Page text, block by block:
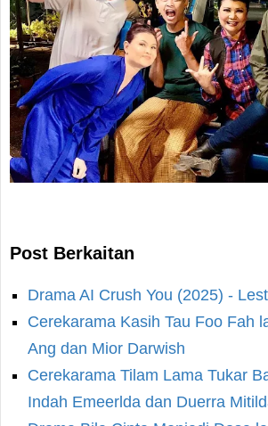
Post Berkaitan
Drama AI Crush You (2025) -
Cerekarama Kasih Tau Foo Fah
Ang dan Mior Darwish
Cerekarama Tilam Lama Tukar
Indah Emeerlda dan Duerra